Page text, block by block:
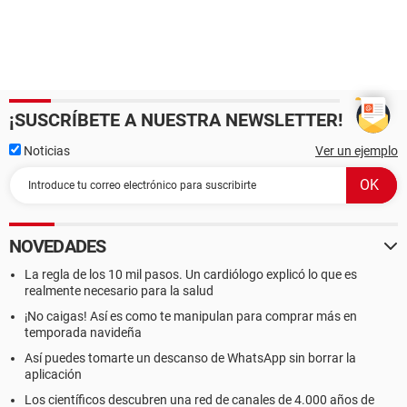
Dispositivos de arranque Floppy Disk, Hard Disk, CD-ROM,
ATAPI ZIP, LS-120
Funciones disponibles Flash BIOS, Shadow BIOS, Selectable
Boot, EDD, BBS
Standards soportados DMI, ACPI, PnP
Posibilidades de expansión ISA, PCI, USB
[ Sistema ]
Propiedades del Sistema:
Fabricante ASUSTeK Computer Inc.
Versión 1.0
Número de serie NF1S7503230017
Identificador único universal 9E3E81DC-006EB48F-
D580001B-FC4D9500
Tipo de arranque Botón marcha/parada
¡SUSCRÍBETE A NUESTRA NEWSLETTER!
Noticias Ver un ejemplo
NOVEDADES
La regla de los 10 mil pasos. Un cardiólogo explicó lo que es
realmente necesario para la salud
¡No caigas! Así es como te manipulan para comprar más en
temporada navideña
Así puedes tomarte un descanso de WhatsApp sin borrar la
aplicación
Los científicos descubren una red de canales de 4.000 años de